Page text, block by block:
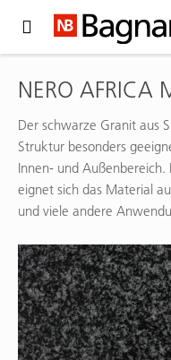
NERO AFRICA
Der schwarze Granit aus
Struktur besonders
Innen- und
eignet sich das Material
und viele andere